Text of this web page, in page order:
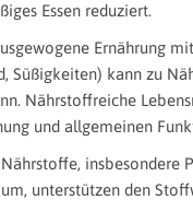
Essen reduziert.
Ernährung
Süßigkeiten) kann zu
Nährstoffreiche
und allgemeinen
insbesondere
unterstützen den